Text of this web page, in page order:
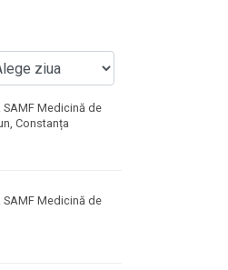
SAMF Medicină de
Constanța
SAMF Medicină de